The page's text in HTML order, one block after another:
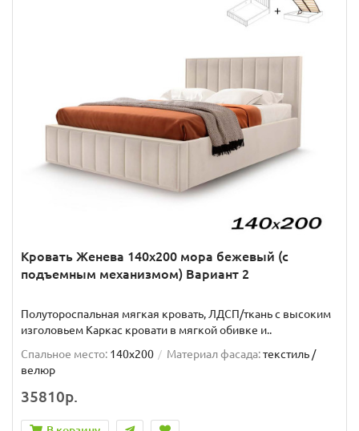
Кровать Женева 140х200 мора бежевый (с
подъемным механизмом) Вариант 2
Полутороспальная мягкая кровать, ЛДСП/ткань с высоким
изголовьем Каркас кровати в мягкой обивке и..
Спальное место: 140x200 Материал фасада:текстиль /
велюр
35810р.